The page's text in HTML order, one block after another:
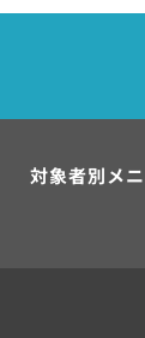
対象者別メ